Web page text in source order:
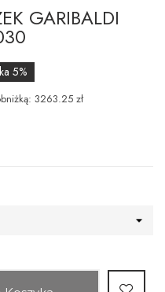
GARIBALDI
5%
3263.25 zł